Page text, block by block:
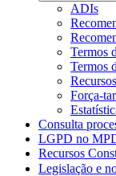
ADIs
Termos
Termos
Força-
Consulta
LGPD no
Recursos
Legislação e